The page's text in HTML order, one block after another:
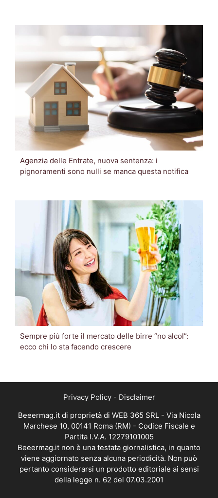
Agenzia delle Entrate, nuova sentenza: i
pignoramenti sono nulli se manca questa notifica
Sempre più forte il mercato delle birre “no alcol”:
ecco chi lo sta facendo crescere
Privacy Policy- Disclaimer
Beeermag.it di proprietà di WEB 365 SRL - Via Nicola
Marchese 10, 00141 Roma (RM) - Codice Fiscale e
Partita I.V.A. 12279101005
Beeermag.it non è una testata giornalistica, in quanto
viene aggiornato senza alcuna periodicità. Non può
pertanto considerarsi un prodotto editoriale ai sensi
della legge n. 62 del 07.03.2001